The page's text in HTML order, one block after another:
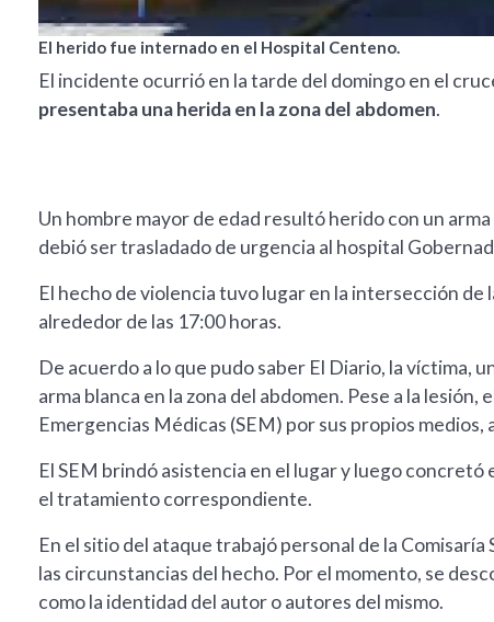
El herido fue internado en el Hospital Centeno.
El incidente ocurrió en la tarde del domingo en el
presentaba una herida en la zona del abdomen.
Un hombre mayor de edad resultó herido con un
debió ser trasladado de urgencia al hospital
El hecho de violencia tuvo lugar en la intersección de
alrededor de las 17:00 horas.
De acuerdo a lo que pudo saber El Diario, la víctima,
arma blanca en la zona del abdomen. Pese a la
Emergencias Médicas (SEM) por sus propios
El SEM brindó asistencia en el lugar y luego
el tratamiento correspondiente.
En el sitio del ataque trabajó personal de la
las circunstancias del hecho. Por el momento, se
como la identidad del autor o autores del mismo.